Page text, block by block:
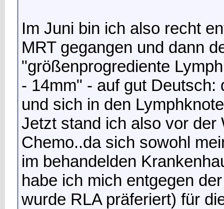
Im Juni bin ich also recht
MRT gegangen und dann
"größenprogrediente
- 14mm" - auf gut
und sich in den
Jetzt stand ich also vor der
Chemo..da sich sowohl
im behandelden
habe ich mich entgegen
wurde RLA präferiert) für